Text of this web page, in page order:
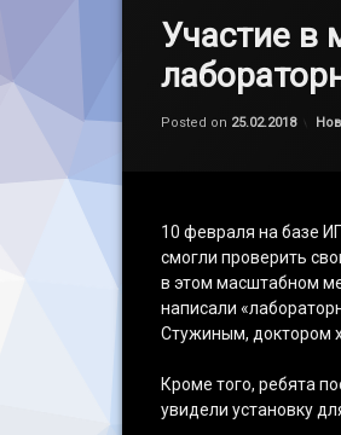
Участие в
Posted on 25.02.2018
by
10 февраля на базе
смогли проверить
в этом масштабном
написали
Стужиным, доктором
Кроме того, ребята
увидели установку